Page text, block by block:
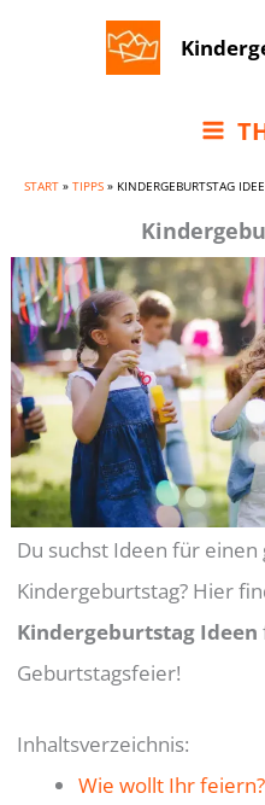
START » TIPPS » KINDERGEBURTSTAG
Du suchst Ideen für einen
Kindergeburtstag? Hier
Kindergeburtstag Ideen
Geburtstagsfeier!
Inhaltsverzeichnis:
Wie wollt Ihr feiern?